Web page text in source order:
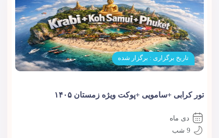
تاریخ برگزاری : برگزار شده
تور کرابی +سامویی +پوکت ویژه زمستان ۱۴۰۵
دی ماه
9 شب